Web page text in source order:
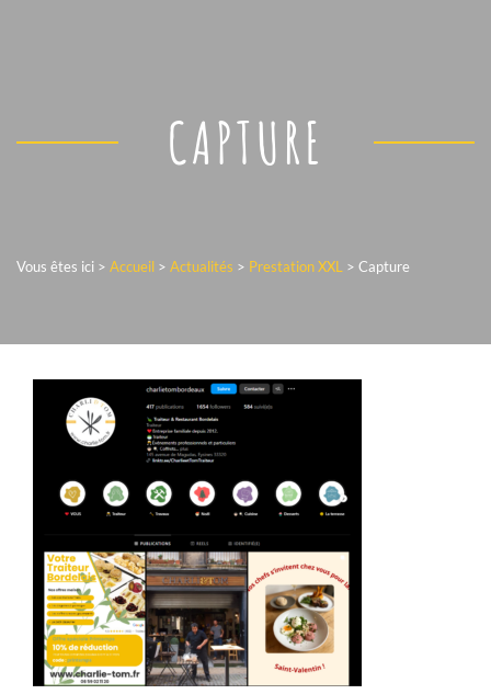
CAPTURE
Vous êtes ici > Accueil > Actualités > Prestation XXL > Capture